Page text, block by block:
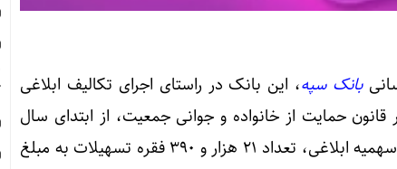
بانک سپه، این بانک در راستای اجرای تکالیف ابلاغی
حمایت از خانواده و جوانی جمعیت، از ابتدای سال
جاری تا‌کنون از مجموع ۲۵ هزار میلیارد ریال سهمیه ابلاغی، تعداد ۲۱ هزار و ۳۹۰ فقره تسهیلات به مبلغ